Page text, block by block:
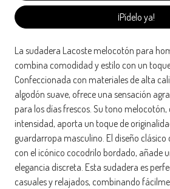
¡Pídelo ya!
La sudadera Lacoste melocotón para
combina comodidad y estilo con un
Confeccionada con materiales de alta
algodón suave, ofrece una sensación
para los días frescos. Su tono melocotón,
intensidad, aporta un toque de
guardarropa masculino. El diseño clásico
con el icónico cocodrilo bordado, añade
elegancia discreta. Esta sudadera es
casuales y relajados, combinando